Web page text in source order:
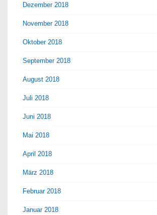
Dezember 2018
November 2018
Oktober 2018
September 2018
August 2018
Juli 2018
Juni 2018
Mai 2018
April 2018
März 2018
Februar 2018
Januar 2018